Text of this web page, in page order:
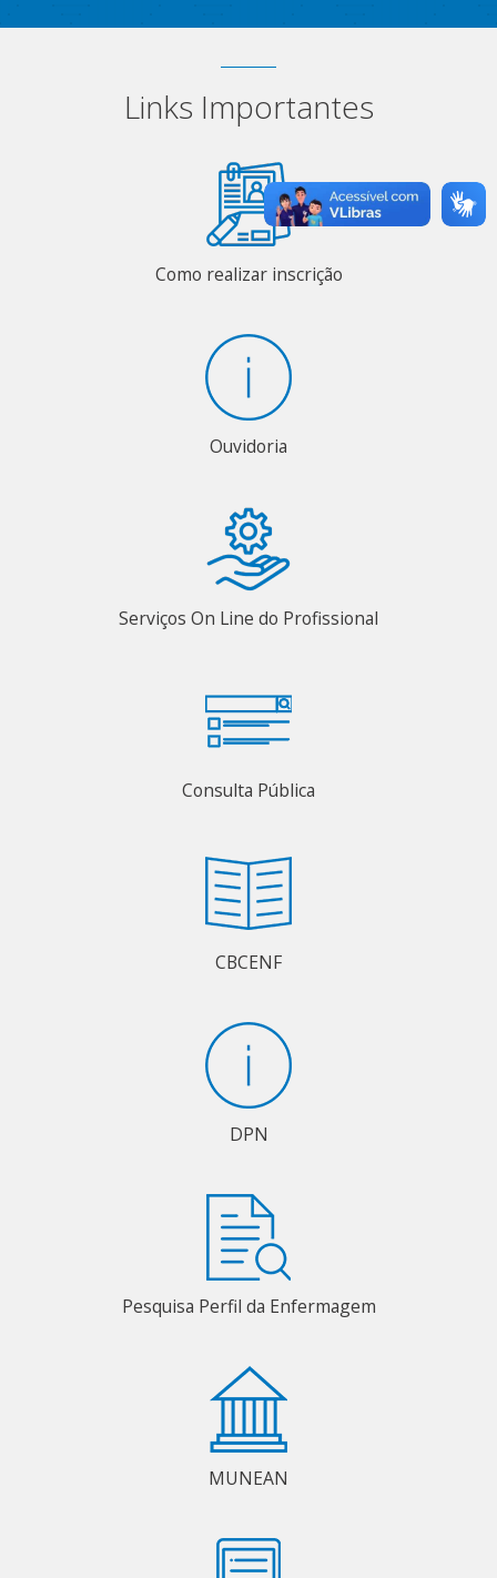
Links Importantes
Como realizar inscrição
Ouvidoria
Serviços On Line do Profissional
Consulta Pública
CBCENF
DPN
Pesquisa Perfil da Enfermagem
MUNEAN